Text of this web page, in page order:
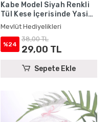
Kabe Model Siyah Renkli
Tül Kese İçerisinde Yasin
Kitabı ve Tesbih - Mevlüt
Hediyelikleri
Mevlüt Hediyelikleri
%24
38,00 TL
29,00 TL
Sepete Ekle